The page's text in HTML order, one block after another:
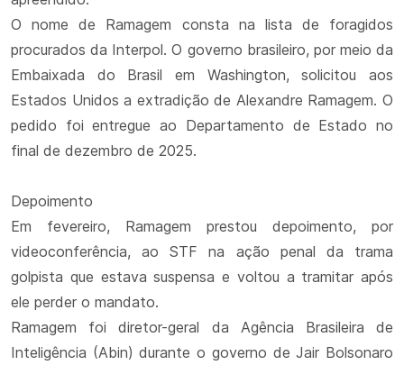
O nome de Ramagem consta na lista de foragidos
procurados da Interpol. O governo brasileiro, por meio da
Embaixada do Brasil em Washington, solicitou aos
Estados Unidos a extradição de Alexandre Ramagem. O
pedido foi entregue ao Departamento de Estado no
final de dezembro de 2025.
Depoimento
Em fevereiro, Ramagem prestou depoimento, por
videoconferência, ao STF na ação penal da trama
golpista que estava suspensa e voltou a tramitar após
ele perder o mandato.
Ramagem foi diretor-geral da Agência Brasileira de
Inteligência (Abin) durante o governo de Jair Bolsonaro